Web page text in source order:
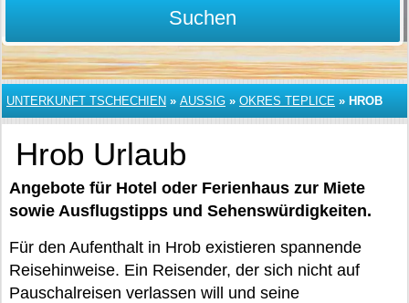
Suchen
UNTERKUNFT TSCHECHIEN » AUSSIG » OKRES TEPLICE » HROB
Hrob Urlaub
Angebote für Hotel oder Ferienhaus zur Miete
sowie Ausflugstipps und Sehenswürdigkeiten.
Für den Aufenthalt in Hrob existieren spannende
Reisehinweise. Ein Reisender, der sich nicht auf
Pauschalreisen verlassen will und seine